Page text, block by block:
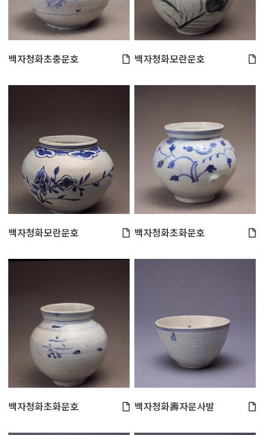
백자청화초충문호 백자청화모란문호
백자청화모란문호 백자청화초화문호
백자청화초화문호 백자청화壽자문사발